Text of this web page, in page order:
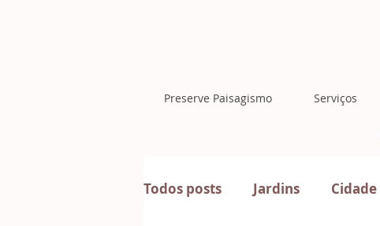
Preserve Paisagismo Serviços
Todos posts Jardins Cidade